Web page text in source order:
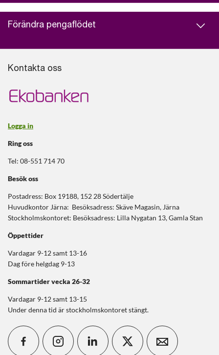
Förändra pengaflödet
Kontakta oss
Logga in
Ring oss
Tel: 08-551 714 70
Besök oss
Postadress: Box 19188, 152 28 Södertälje
Huvudkontor Järna: Besöksadress: Skäve Magasin, Järna
Stockholmskontoret: Besöksadress: Lilla Nygatan 13, Gamla Stan
Öppettider
Vardagar 9-12 samt 13-16
Dag före helgdag 9-13
Sommartidervecka 26-32
Vardagar 9-12 samt 13-15
Under denna tid är stockholmskontoret stängt.